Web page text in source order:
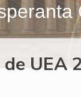
UEA